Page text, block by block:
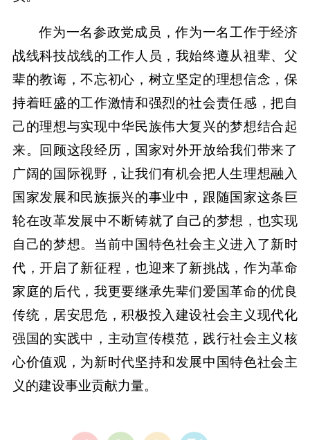
作为一名参政党成员，作为一名工作于经济
战线科技战线的工作人员，我始终遵从祖辈、父
辈的教诲，不忘初心，树立坚定的理想信念，保
持着旺盛的工作激情和强烈的社会责任感，把自
己的理想与实现中华民族伟大复兴的梦想结合起
来。回顾这段经历，国家对外开放给我们带来了
广阔的国际视野，让我们有机会把人生理想融入
国家发展和民族振兴的事业中，跟随国家这条巨
轮在改革发展中不断铸就了自己的梦想，也实现
自己的梦想。当前中国特色社会主义进入了新时
代，开启了新征程，也迎来了新挑战，作为革命
家庭的后代，我更要继承先辈们爱国革命的优良
传统，居安思危，积极投入建设社会主义现代化
强国的实践中，主动宣传模范，践行社会主义核
心价值观，为新时代坚持和发展中国特色社会主
义的建设事业贡献力量。